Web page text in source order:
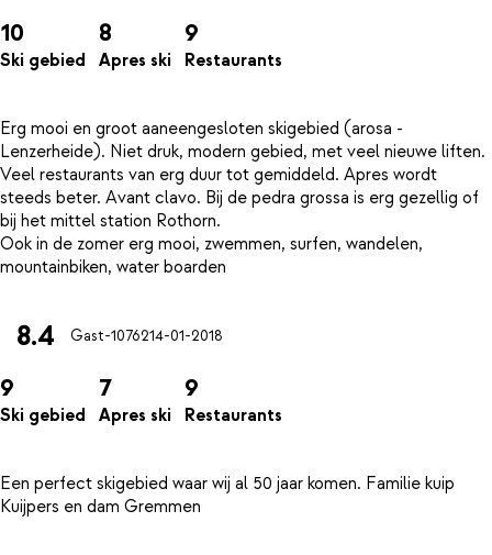
10
Ski gebied
8
Apres ski
9
Restaurants
Erg mooi en groot aaneengesloten skigebied (arosa -
Lenzerheide). Niet druk, modern gebied, met veel nieuwe liften.
Veel restaurants van erg duur tot gemiddeld. Apres wordt
steeds beter. Avant clavo. Bij de pedra grossa is erg gezellig of
bij het mittel station Rothorn.
Ook in de zomer erg mooi, zwemmen, surfen, wandelen,
8.4 Gast-1076214-01-2018
9
Ski gebied
7
Apres ski
9
Restaurants
Een perfect skigebied waar wij al 50 jaar komen. Familie kuip